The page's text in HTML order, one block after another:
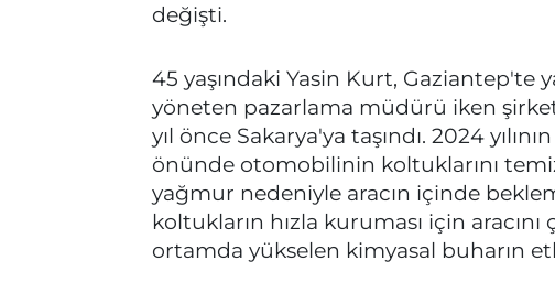
değişti.
45 yaşındaki Yasin Kurt, Gaziantep'te
yöneten pazarlama müdürü iken
yıl önce Sakarya'ya taşındı. 2024
önünde otomobilinin koltuklarını
yağmur nedeniyle aracın içinde
koltukların hızla kuruması için aracını
ortamda yükselen kimyasal buharın